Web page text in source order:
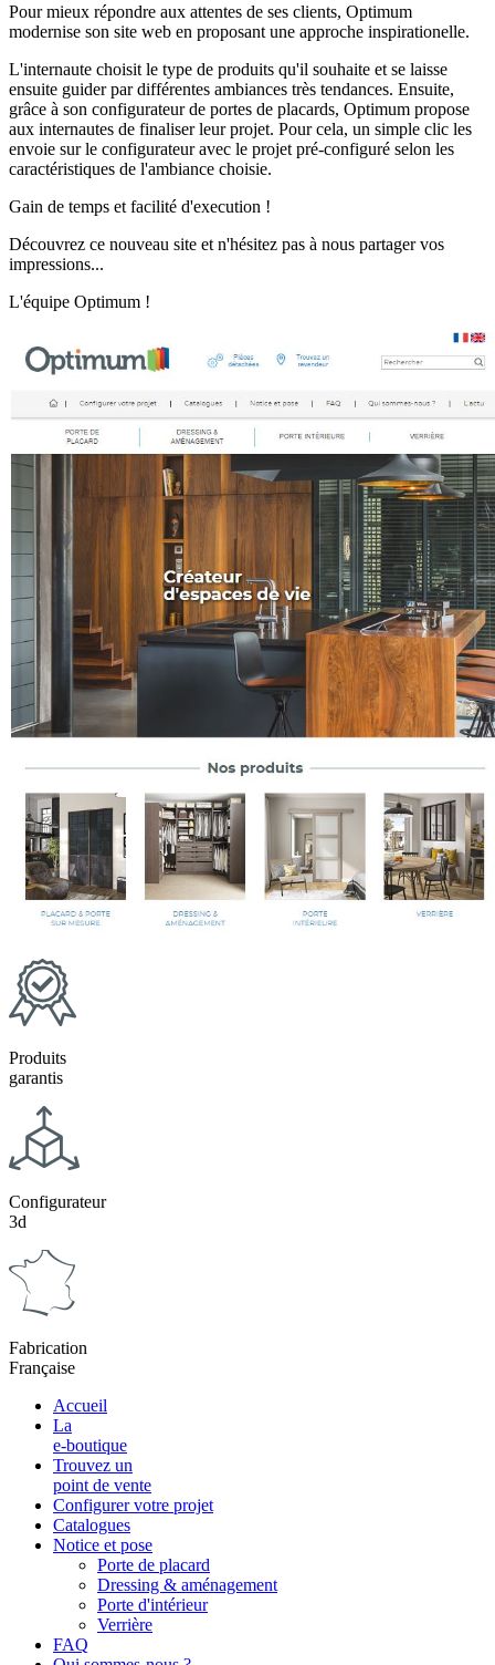
Pour mieux répondre aux attentes de ses clients, Optimum
modernise son site web en proposant une approche inspirationelle.
L'internaute choisit le type de produits qu'il souhaite et se laisse
ensuite guider par différentes ambiances très tendances. Ensuite,
grâce à son configurateur de portes de placards, Optimum propose
aux internautes de finaliser leur projet. Pour cela, un simple clic les
envoie sur le configurateur avec le projet pré-configuré selon les
caractéristiques de l'ambiance choisie.
Gain de temps et facilité d'execution !
Découvrez ce nouveau site et n'hésitez pas à nous partager vos
impressions...
L'équipe Optimum !
Produits
garantis
Configurateur
3d
Fabrication
Française
Accueil
La
e-boutique
Trouvez un
point de vente
Configurer votre projet
Catalogues
Notice et pose
Porte de placard
Dressing & aménagement
Porte d'intérieur
Verrière
FAQ